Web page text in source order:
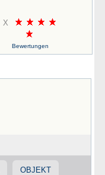
X
Bewertungen
OBJEKT